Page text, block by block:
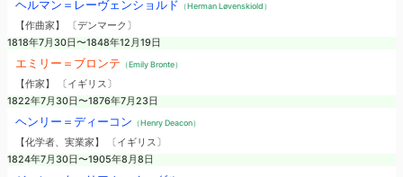
ヘルマン＝レーヴェンショルド （Herman Løvenskiold）
【作曲家】 〔デンマーク〕
1818年7月30日〜1848年12月19日
エミリー＝ブロンテ （Emily Bronte）
【作家】 〔イギリス〕
1822年7月30日〜1876年7月23日
ヘンリー＝ディーコン （Henry Deacon）
【化学者、実業家】 〔イギリス〕
1824年7月30日〜1905年8月8日